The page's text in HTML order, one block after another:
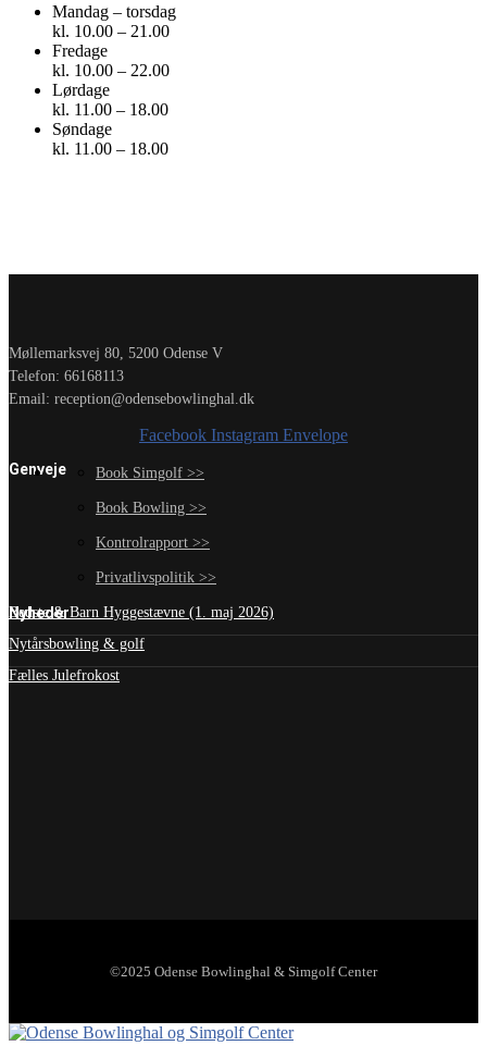
Mandag – torsdag
kl. 10.00 – 21.00
Fredage
kl. 10.00 – 22.00
Lørdage
kl. 11.00 – 18.00
Søndage
kl. 11.00 – 18.00
Møllemarksvej 80, 5200 Odense V
Telefon: 66168113
Email: reception@odensebowlinghal.dk
Facebook Instagram Envelope
Genveje Book Simgolf >>
Book Bowling >>
Kontrolrapport >>
Privatlivspolitik >>
Nyheder
Bedste & Barn Hyggestævne (1. maj 2026)
Nytårsbowling & golf
Fælles Julefrokost
©2025 Odense Bowlinghal & Simgolf Center